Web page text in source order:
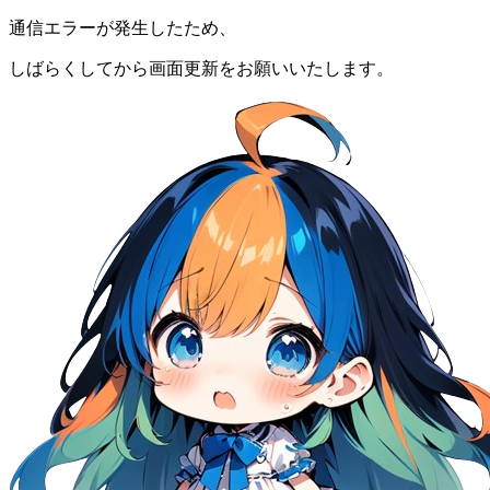
通信エラーが発生したため、
しばらくしてから画面更新をお願いいたします。